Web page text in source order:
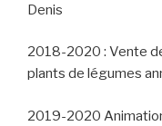
Denis
2018-2020 : Vente
plants de légumes
2019-2020